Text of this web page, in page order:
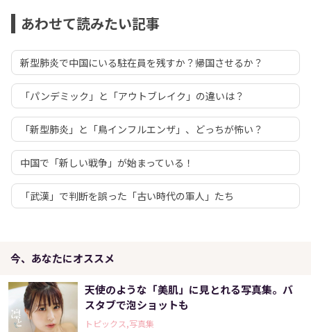
あわせて読みたい記事
新型肺炎で中国にいる駐在員を残すか？帰国させるか？
「パンデミック」と「アウトブレイク」の違いは？
「新型肺炎」と「鳥インフルエンザ」、どっちが怖い？
中国で「新しい戦争」が始まっている！
「武漢」で判断を誤った「古い時代の軍人」たち
今、あなたにオススメ
天使のような「美肌」に見とれる写真集。バ
スタブで泡ショットも
トピックス,写真集